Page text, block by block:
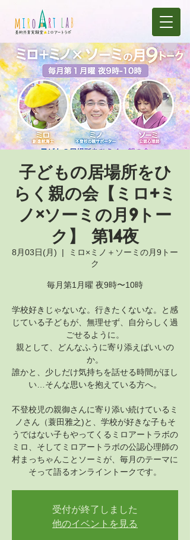
子どもの居場所をひ
らく親の会【ミロ+ミ
ノ×ソーミの月9トー
ク】 第14夜
8月03日(月)
  |
ミロ×ミノ＋ソーミの月9トー
ク
毎月第1月曜 夜9時〜10時
学校好きじゃないな。行きたくないな。と感
じている子どもが、無理せず、自分らしく過
ごせるように。
親として、どんなふうに寄り添えばいいの
か。
誰かと、少しだけ気持ちを話せる時間がほし
い…そんな思いを抱えている方へ。
不登校児の親御さんに寄り添い続けているミ
ノさん（蓑田雅之)と、学校が好きな子もそ
うではない子もやってくるミロアートラボの
ミロ、そしてミロアートラボの公認心理師の
村まっちゃんことソーミが、毎月のテーマに
そって語るオンライントークです。
受付が終了しました
他のイベントを見る